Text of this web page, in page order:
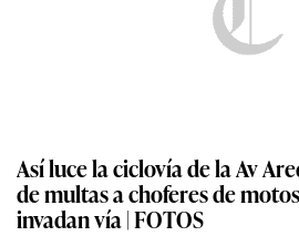
Así luce la ciclovía de la Av
de multas a choferes de
invadan vía | FOTOS